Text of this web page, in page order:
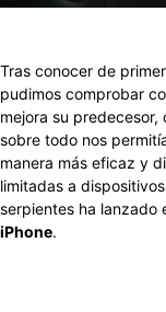
Tras conocer de
pudimos comprobar
mejora su
sobre todo nos
manera más eficaz y
limitadas a
serpientes ha lanzado
iPhone.